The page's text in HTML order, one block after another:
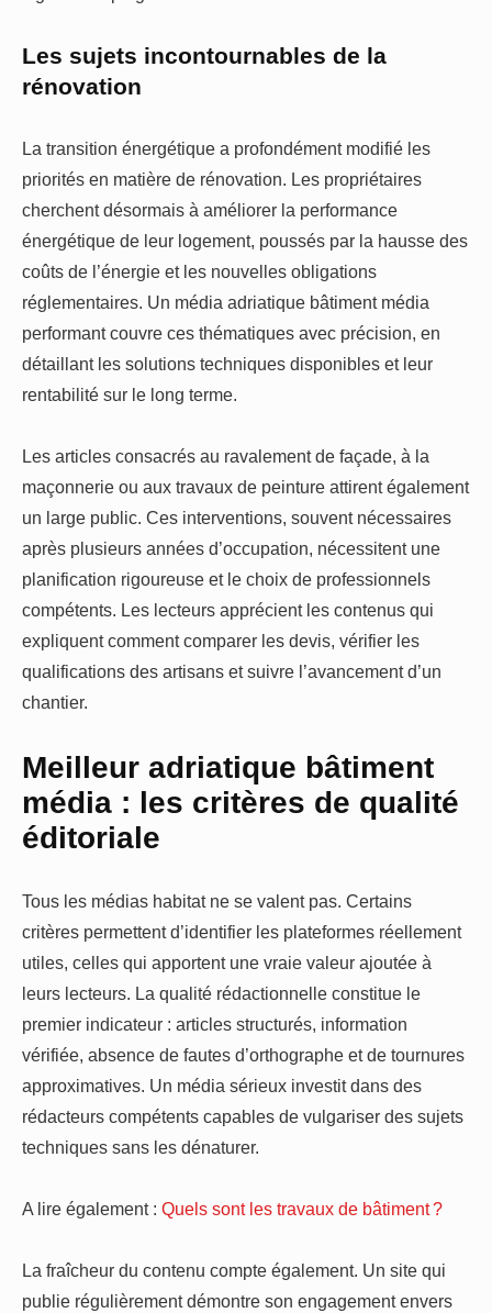
Les sujets incontournables de la
rénovation
La transition énergétique a profondément modifié les
priorités en matière de rénovation. Les propriétaires
cherchent désormais à améliorer la performance
énergétique de leur logement, poussés par la hausse des
coûts de l’énergie et les nouvelles obligations
réglementaires. Un média adriatique bâtiment média
performant couvre ces thématiques avec précision, en
détaillant les solutions techniques disponibles et leur
rentabilité sur le long terme.
Les articles consacrés au ravalement de façade, à la
maçonnerie ou aux travaux de peinture attirent également
un large public. Ces interventions, souvent nécessaires
après plusieurs années d’occupation, nécessitent une
planification rigoureuse et le choix de professionnels
compétents. Les lecteurs apprécient les contenus qui
expliquent comment comparer les devis, vérifier les
qualifications des artisans et suivre l’avancement d’un
chantier.
Meilleur adriatique bâtiment
média : les critères de qualité
éditoriale
Tous les médias habitat ne se valent pas. Certains
critères permettent d’identifier les plateformes réellement
utiles, celles qui apportent une vraie valeur ajoutée à
leurs lecteurs. La qualité rédactionnelle constitue le
premier indicateur : articles structurés, information
vérifiée, absence de fautes d’orthographe et de tournures
approximatives. Un média sérieux investit dans des
rédacteurs compétents capables de vulgariser des sujets
techniques sans les dénaturer.
A lire également : Quels sont les travaux de bâtiment ?
La fraîcheur du contenu compte également. Un site qui
publie régulièrement démontre son engagement envers